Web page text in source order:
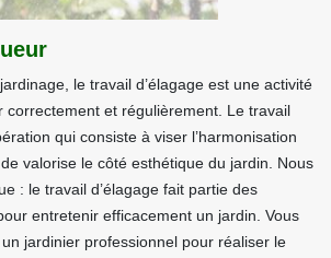
le travail d’élagage est une activité
correctement et régulièrement. Le travail
qui consiste à viser l’harmonisation
valorise le côté esthétique du jardin. Nous
: le travail d’élagage fait partie des
entretenir efficacement un jardin. Vous
jardinier professionnel pour réaliser le